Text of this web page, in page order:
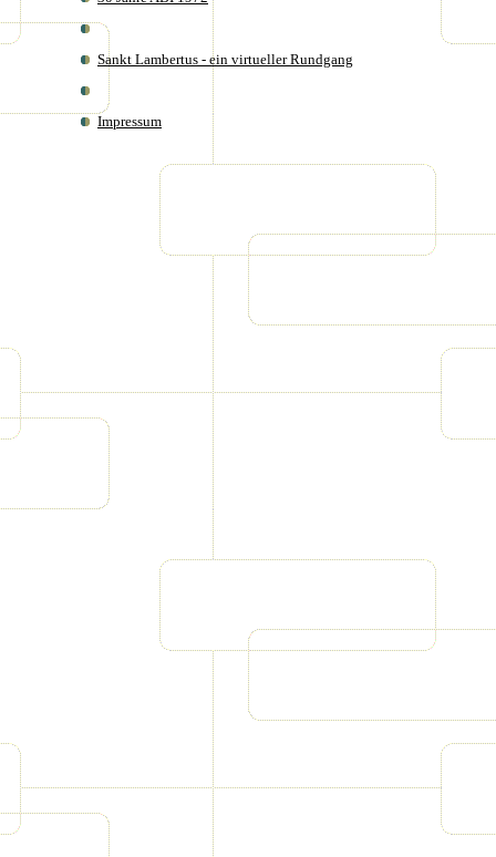
Sankt Lambertus - ein virtueller Rundgang
Impressum